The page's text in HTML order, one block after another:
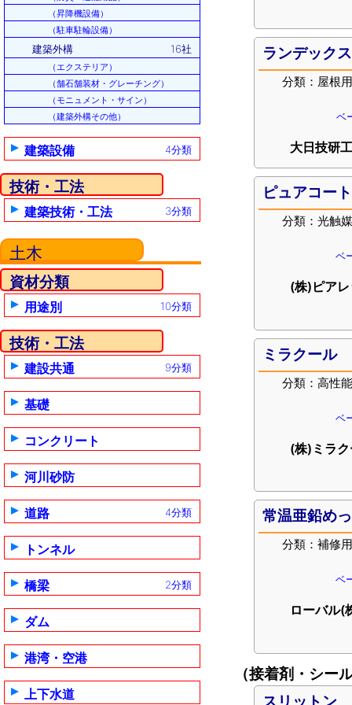
（昇降機設備）
（駐車駐輪設備）
建築外構 16社
（エクステリア）
（舗石舗装材・グレーチング）
（モニュメント・サイン）
（建築外構その他）
建築設備 4分類
技術・工法
建築技術・工法 3分類
土木
資材分類
用途別 10分類
技術・工法
建設共通 9分類
基礎
コンクリート
河川砂防
道路 4分類
トンネル
橋梁 2分類
ダム
港湾・空港
上下水道
ランデック
分類：屋根
ベ
大日技研
ピュアコート
分類：光触
ベ
(株)ピア
ミラクール
分類：高性
ベ
(株)ミラ
常温亜鉛め
分類：補修
ベ
ローバル(
（接着剤・シー